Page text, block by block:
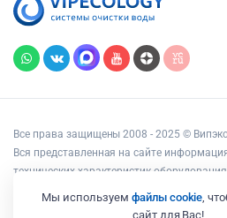
Все права защищены 2008 - 2025 ©
Вся представленная на сайте
технических характеристик
возможностей подключения, наличия на
услуг, носит информационный характер
Мы используем файлы cookie,
сайт для Вас!